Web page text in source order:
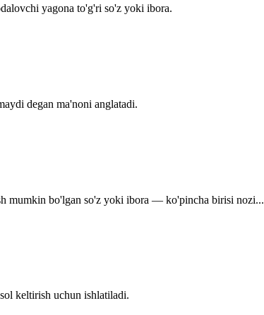
yagona to'g'ri so'z yoki ibora.
degan ma'noni anglatadi.
mumkin bo'lgan so'z yoki ibora — ko'pincha birisi nozi...
keltirish uchun ishlatiladi.